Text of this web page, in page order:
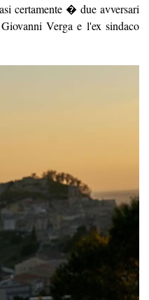
certamente � due avversari
Verga e l'ex sindaco